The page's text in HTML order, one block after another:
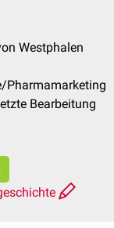
Westphalen
Pharmamarketing
Bearbeitung